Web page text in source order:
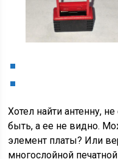
Хотел найти антенну,
быть, а ее не видно.
элемент платы? Или
многослойной